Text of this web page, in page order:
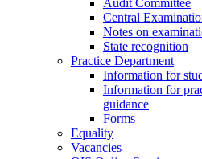
Audit Committee
Central
Notes on
State recognition
Practice Department
Information for
Information for
guidance
Forms
Equality
Vacancies